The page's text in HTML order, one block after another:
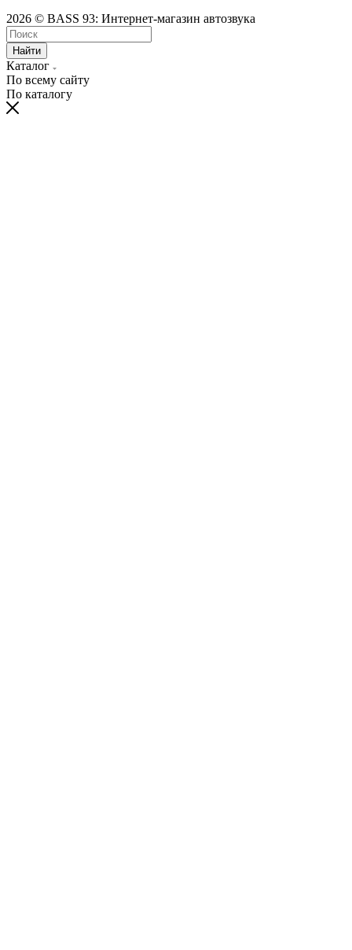
2026 © BASS 93: Интернет-магазин автозвука
Найти
Каталог
По всему сайту
По каталогу